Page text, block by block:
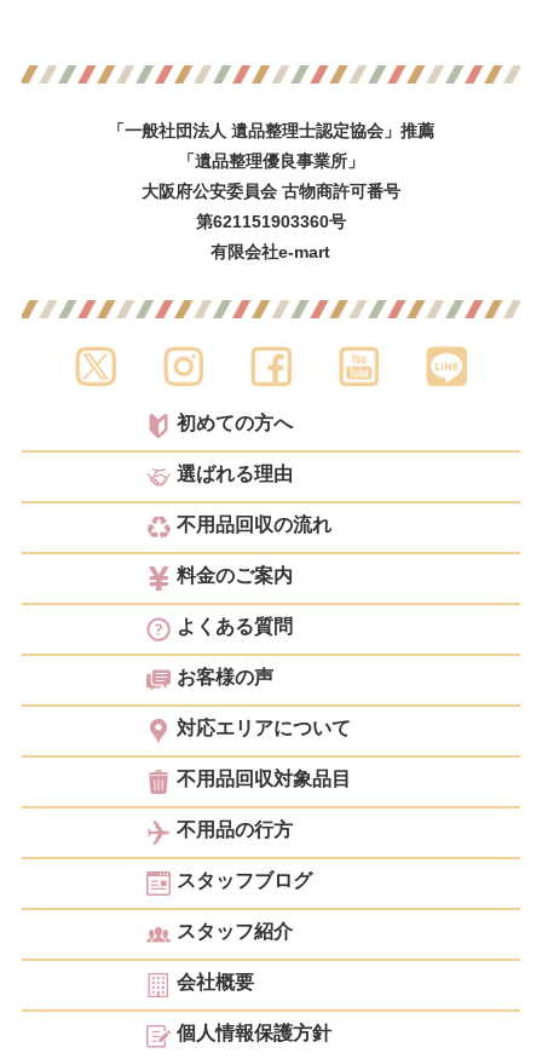
「一般社団法人 遺品整理士認定協会」推薦
「遺品整理優良事業所」
大阪府公安委員会 古物商許可番号
第621151903360号
有限会社e-mart
初めての方へ
選ばれる理由
不用品回収の流れ
料金のご案内
よくある質問
お客様の声
対応エリアについて
不用品回収対象品目
不用品の行方
スタッフブログ
スタッフ紹介
会社概要
個人情報保護方針